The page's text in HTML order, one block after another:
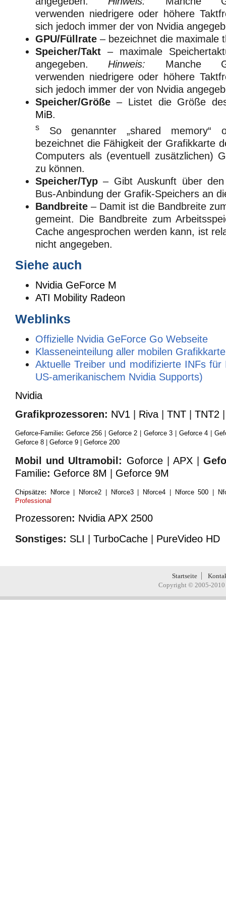
verwenden niedrigere oder höhere
sich jedoch immer der von Nvidia
GPU/Füllrate – bezeichnet die maximale
Speicher/Takt – maximale
angegeben.Hinweis: Manche
verwenden niedrigere oder höhere
sich jedoch immer der von Nvidia
Speicher/Größe – Listet die Größe
MiB.
s
So genannter „shared memory“
bezeichnet die Fähigkeit der Grafikkarte
Computers als (eventuell zusätzlichen)
zu können.
Speicher/Typ – Gibt Auskunft über
Bus-Anbindung der Grafik-Speichers an
Bandbreite – Damit ist die Bandbreite
gemeint. Die Bandbreite zum
Cache angesprochen werden kann, ist
nicht angegeben.
Siehe auch
Nvidia GeForce M
ATI Mobility Radeon
Weblinks
Offizielle Nvidia GeForce Go Webseite
Klasseneinteilung aller mobilen
Aktuelle Treiber und modifizierte INFs für
US-amerikanischem Nvidia Supports)
Nvidia
Grafikprozessoren: NV1 Riva TNT TNT2
Geforce-Familie: Geforce 256 | Geforce 2 | Geforce 3 | Geforce 4 |
Geforce 8 | Geforce 9 | Geforce 200
Mobil und Ultramobil: Goforce|APX |
Familie: Geforce 8M Geforce 9M
Chipsätze: Nforce| Nforce2 Nforce3| Nforce4 Nforce 500
Professional
Prozessoren: Nvidia APX 2500
Sonstiges: SLI TurboCache PureVideo HD
Startseite
Copyright © 2005-2010